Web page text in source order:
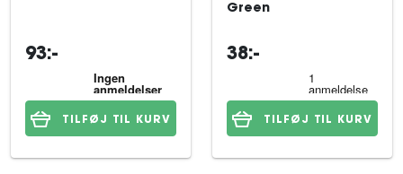
93:-
TILFØJ TIL KURV
Green
38:-
TILFØJ TIL KURV